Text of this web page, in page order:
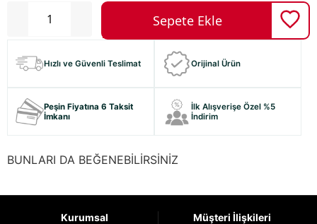
Hızlı ve Güvenli Teslimat Orijinal Ürün
Peşin Fiyatına 6 Taksit
İmkanı
İlk Alışverişe Özel %5
İndirim
BUNLARI DA BEĞENEBİLİRSİNİZ
Kurumsal Müşteri İlişkileri